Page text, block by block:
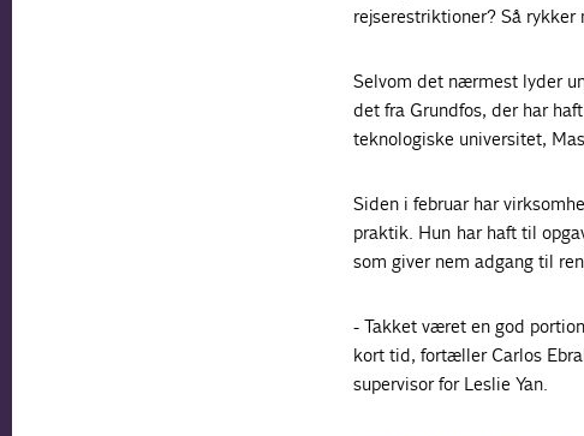
rejserestriktioner? Så rykker
Selvom det nærmest lyder
det fra Grundfos, der har
teknologiske universitet,
Siden i februar har
praktik. Hun har haft til
som giver nem adgang til
- Takket været en god
kort tid, fortæller Carlos
supervisor for Leslie Yan.